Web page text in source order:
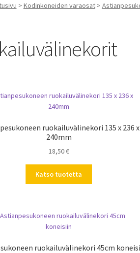
> Kodinkoneiden varaosat>
ruokailuvälinekori 135 x 236 x
240mm
18,50€
Katso tuotetta
ruokailuvälinekori 45cm